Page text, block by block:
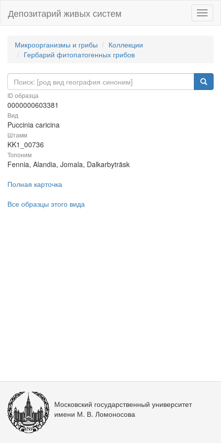
Депозитарий живых систем
Микроорганизмы и грибы
Коллекции
Гербарий фитопатогенных грибов
ID образца
0000000603381
Вид
Puccinia caricina
Штамм
KK1_00736
Топоним
Fennia, Alandia, Jomala, Dalkarbyträsk
Полная карточка
Все образцы этого вида
Московский государственный университет
имени М. В. Ломоносова